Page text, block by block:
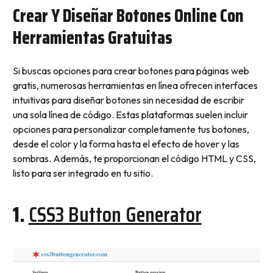
Crear Y Diseñar Botones Online Con
Herramientas Gratuitas
Si buscas opciones para crear botones para páginas web
gratis, numerosas herramientas en línea ofrecen interfaces
intuitivas para diseñar botones sin necesidad de escribir
una sola línea de código. Estas plataformas suelen incluir
opciones para personalizar completamente tus botones,
desde el color y la forma hasta el efecto de hover y las
sombras. Además, te proporcionan el código HTML y CSS,
listo para ser integrado en tu sitio.
1.CSS3 Button Generator